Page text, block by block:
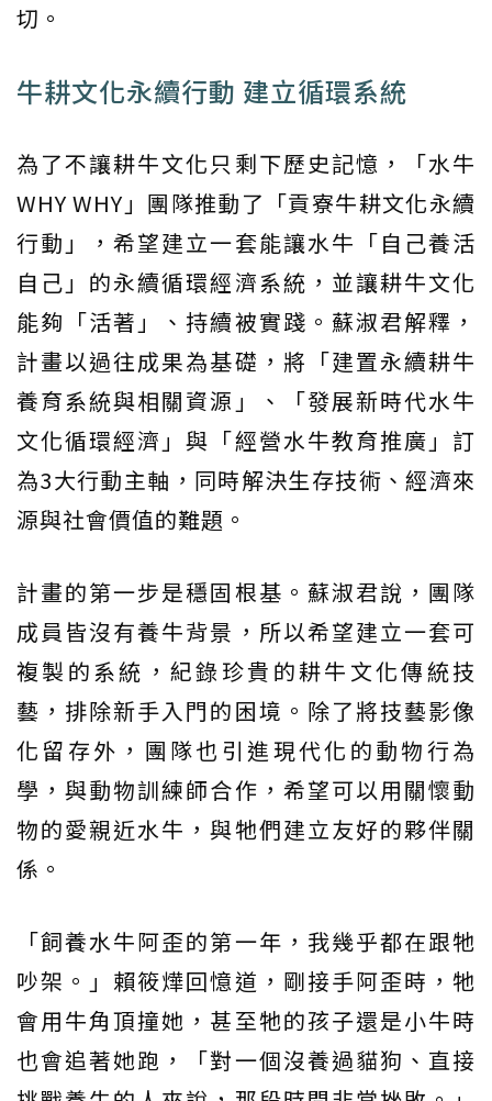
切。
牛耕文化永續行動 建立循環系統
為了不讓耕牛文化只剩下歷史記憶，「水牛
WHY WHY」團隊推動了「貢寮牛耕文化永續
行動」，希望建立一套能讓水牛「自己養活
自己」的永續循環經濟系統，並讓耕牛文化
能夠「活著」、持續被實踐。蘇淑君解釋，
計畫以過往成果為基礎，將「建置永續耕牛
養育系統與相關資源」、「發展新時代水牛
文化循環經濟」與「經營水牛教育推廣」訂
為3大行動主軸，同時解決生存技術、經濟來
源與社會價值的難題。
計畫的第一步是穩固根基。蘇淑君說，團隊
成員皆沒有養牛背景，所以希望建立一套可
複製的系統，紀錄珍貴的耕牛文化傳統技
藝，排除新手入門的困境。除了將技藝影像
化留存外，團隊也引進現代化的動物行為
學，與動物訓練師合作，希望可以用關懷動
物的愛親近水牛，與牠們建立友好的夥伴關
係。
「飼養水牛阿歪的第一年，我幾乎都在跟牠
吵架。」賴筱燁回憶道，剛接手阿歪時，牠
會用牛角頂撞她，甚至牠的孩子還是小牛時
也會追著她跑，「對一個沒養過貓狗、直接